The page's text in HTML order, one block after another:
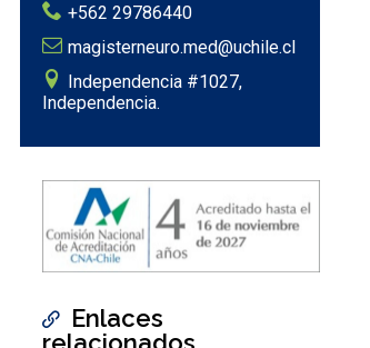
+562 29786440
magisterneuro.med@uchile.cl
Independencia #1027,
Independencia.
Enlaces